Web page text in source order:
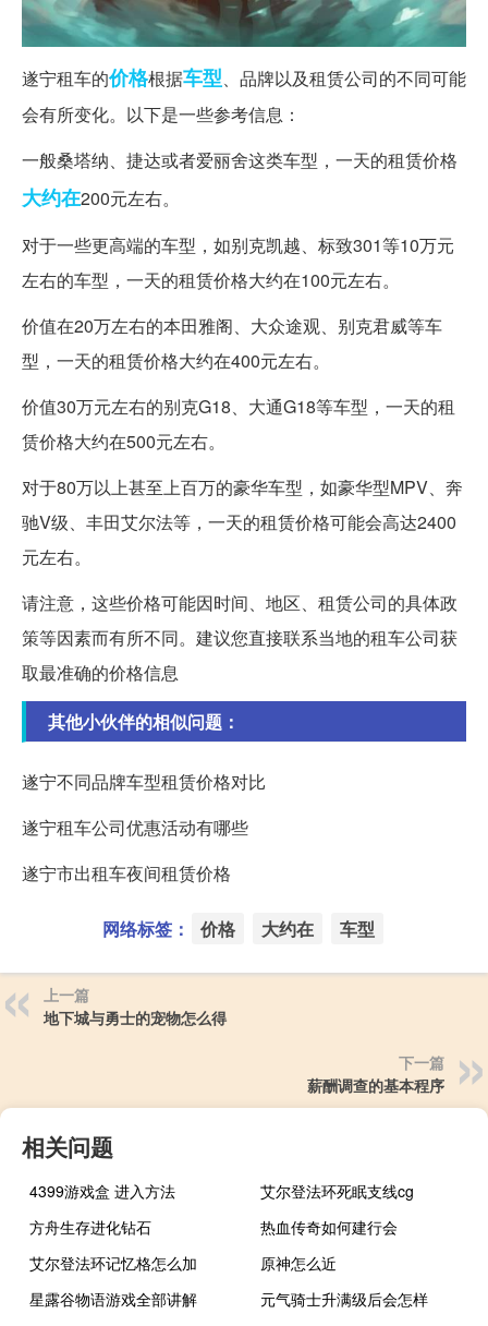
遂宁租车的价格根据车型、品牌以及租赁公司的不同可能
会有所变化。以下是一些参考信息：
一般桑塔纳、捷达或者爱丽舍这类车型，一天的租赁价格
大约在200元左右。
对于一些更高端的车型，如别克凯越、标致301等10万元
左右的车型，一天的租赁价格大约在100元左右。
价值在20万左右的本田雅阁、大众途观、别克君威等车
型，一天的租赁价格大约在400元左右。
价值30万元左右的别克G18、大通G18等车型，一天的租
赁价格大约在500元左右。
对于80万以上甚至上百万的豪华车型，如豪华型MPV、奔
驰V级、丰田艾尔法等，一天的租赁价格可能会高达2400
元左右。
请注意，这些价格可能因时间、地区、租赁公司的具体政
策等因素而有所不同。建议您直接联系当地的租车公司获
取最准确的价格信息
其他小伙伴的相似问题：
遂宁不同品牌车型租赁价格对比
遂宁租车公司优惠活动有哪些
遂宁市出租车夜间租赁价格
网络标签： 价格 大约在 车型
上一篇
地下城与勇士的宠物怎么得
下一篇
薪酬调查的基本程序
相关问题
4399游戏盒 进入方法
艾尔登法环死眠支线cg
方舟生存进化钻石
热血传奇如何建行会
艾尔登法环记忆格怎么加
原神怎么近
星露谷物语游戏全部讲解
元气骑士升满级后会怎样